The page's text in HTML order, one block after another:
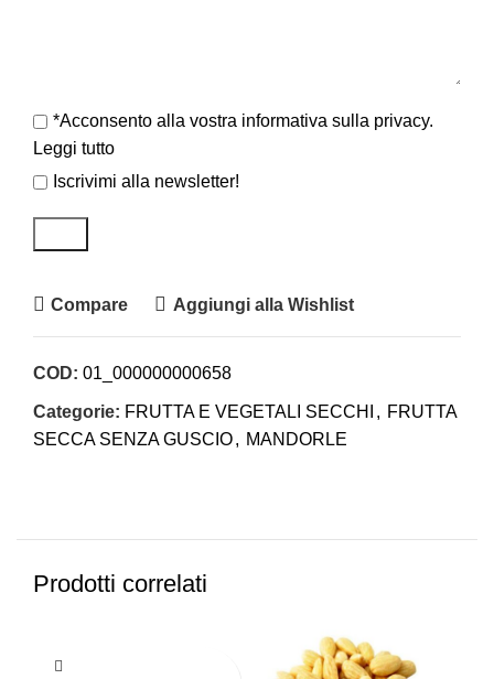
*Acconsento alla vostra informativa sulla privacy.
Leggi tutto
Iscrivimi alla newsletter!
Compare Aggiungi alla Wishlist
COD: 01_000000000658
Categorie: FRUTTA E VEGETALI SECCHI , FRUTTA
SECCA SENZA GUSCIO, MANDORLE
Prodotti correlati